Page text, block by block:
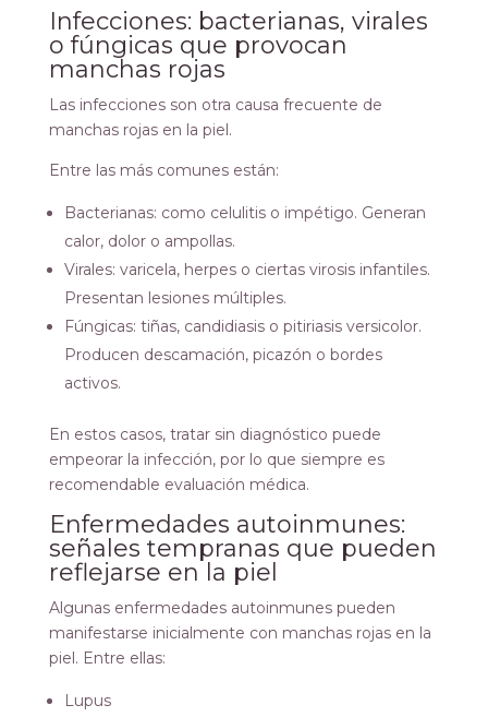
Infecciones: bacterianas, virales
o fúngicas que provocan
manchas rojas
Las infecciones son otra causa frecuente de
manchas rojas en la piel.
Entre las más comunes están:
Bacterianas: como celulitis o impétigo. Generan
calor, dolor o ampollas.
Virales: varicela, herpes o ciertas virosis infantiles.
Presentan lesiones múltiples.
Fúngicas: tiñas, candidiasis o pitiriasis versicolor.
Producen descamación, picazón o bordes
activos.
En estos casos, tratar sin diagnóstico puede
empeorar la infección, por lo que siempre es
recomendable evaluación médica.
Enfermedades autoinmunes:
señales tempranas que pueden
reflejarse en la piel
Algunas enfermedades autoinmunes pueden
manifestarse inicialmente con manchas rojas en la
piel. Entre ellas:
Lupus